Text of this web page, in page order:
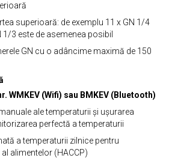
superioară: de exemplu 11 x GN 1/4
1/3 este de asemenea posibil
GN cu o adâncime maximă de 150
WMKEV (Wifi) sau BMKEV (Bluetooth)
ale temperaturii și ușurarea
perfectă a temperaturii
a temperaturii zilnice pentru
alimentelor (HACCP)